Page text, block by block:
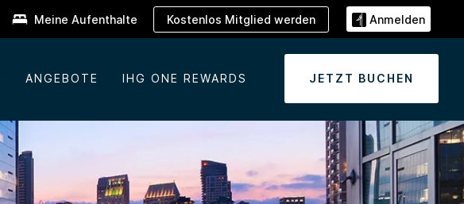
Meine Aufenthalte Kostenlos Mitglied werden Anmelden
ANGEBOTE IHG ONE REWARDS JETZT BUCHEN